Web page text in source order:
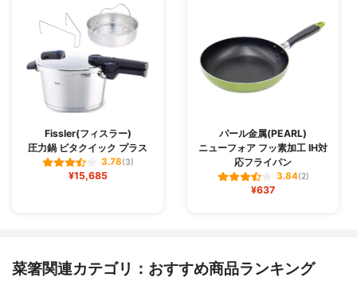
Fissler(フィスラー)
圧力鍋 ビタクイック プラス
3.78(3)
¥15,685
パール金属(PEARL)
ニューフォア フッ素加工 IH対
応フライパン
3.84(2)
¥637
菜箸関連カテゴリ：おすすめ商品ランキング